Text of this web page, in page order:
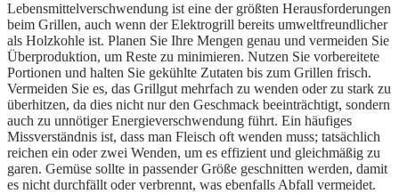
Lebensmittelverschwendung ist eine der größten Herausforderungen
beim Grillen, auch wenn der Elektrogrill bereits umweltfreundlicher
als Holzkohle ist. Planen Sie Ihre Mengen genau und vermeiden Sie
Überproduktion, um Reste zu minimieren. Nutzen Sie vorbereitete
Portionen und halten Sie gekühlte Zutaten bis zum Grillen frisch.
Vermeiden Sie es, das Grillgut mehrfach zu wenden oder zu stark zu
überhitzen, da dies nicht nur den Geschmack beeinträchtigt, sondern
auch zu unnötiger Energieverschwendung führt. Ein häufiges
Missverständnis ist, dass man Fleisch oft wenden muss; tatsächlich
reichen ein oder zwei Wenden, um es effizient und gleichmäßig zu
garen. Gemüse sollte in passender Größe geschnitten werden, damit
es nicht durchfällt oder verbrennt, was ebenfalls Abfall vermeidet.